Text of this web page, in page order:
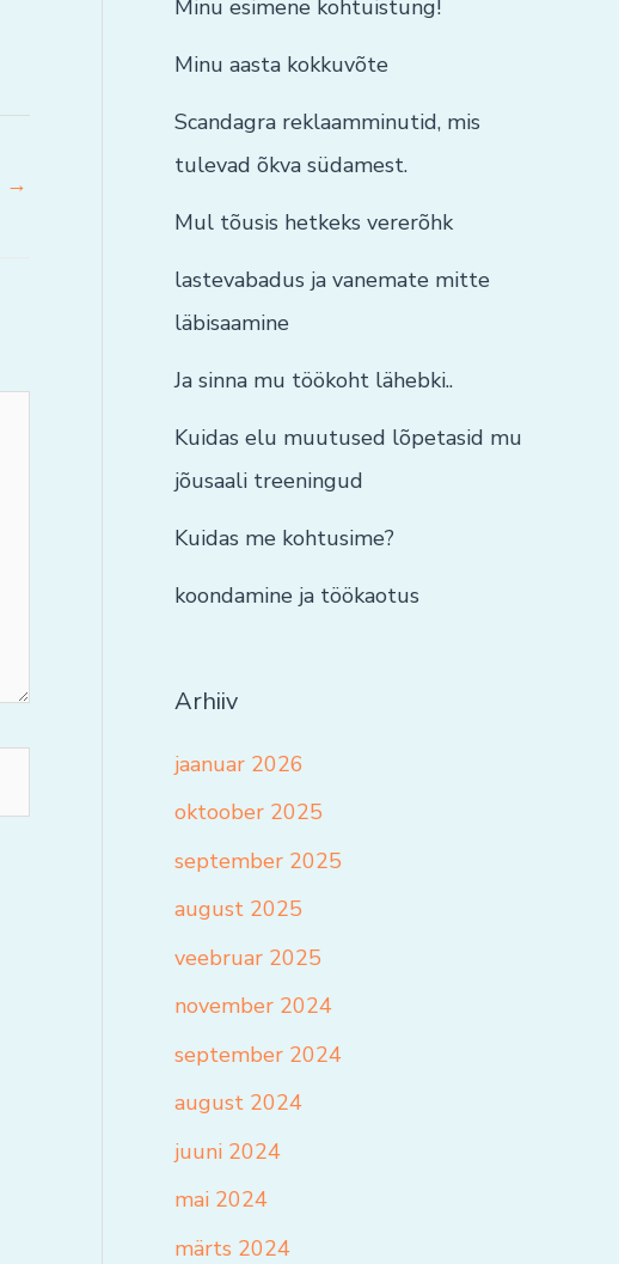
→
Minu esimene kohtuistung!
Minu aasta kokkuvõte
Scandagra reklaamminutid, mis
tulevad õkva südamest.
Mul tõusis hetkeks vererõhk
lastevabadus ja vanemate mitte
läbisaamine
Ja sinna mu töökoht lähebki..
Kuidas elu muutused lõpetasid mu
jõusaali treeningud
Kuidas me kohtusime?
koondamine ja töökaotus
Arhiiv
jaanuar 2026
oktoober 2025
september 2025
august 2025
veebruar 2025
november 2024
september 2024
august 2024
juuni 2024
mai 2024
märts 2024